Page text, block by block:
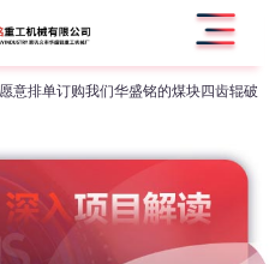
意排单订购我们华盛铭的煤块四齿辊破